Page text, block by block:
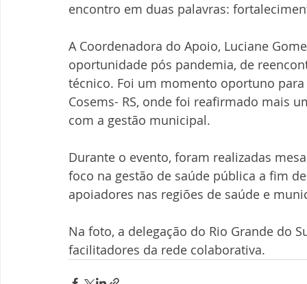
encontro em duas palavras:
A Coordenadora do Apoio, Luciane
oportunidade pós pandemia, de
técnico. Foi um momento oportuno
Cosems- RS, onde foi reafirmado mais
com a gestão municipal.
Durante o evento, foram realizadas
foco na gestão de saúde pública a fim
apoiadores nas regiões de saúde e
Na foto, a delegação do Rio Grande do
facilitadores da rede colaborativa.